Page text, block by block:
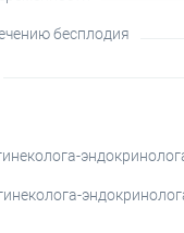
бесплодия